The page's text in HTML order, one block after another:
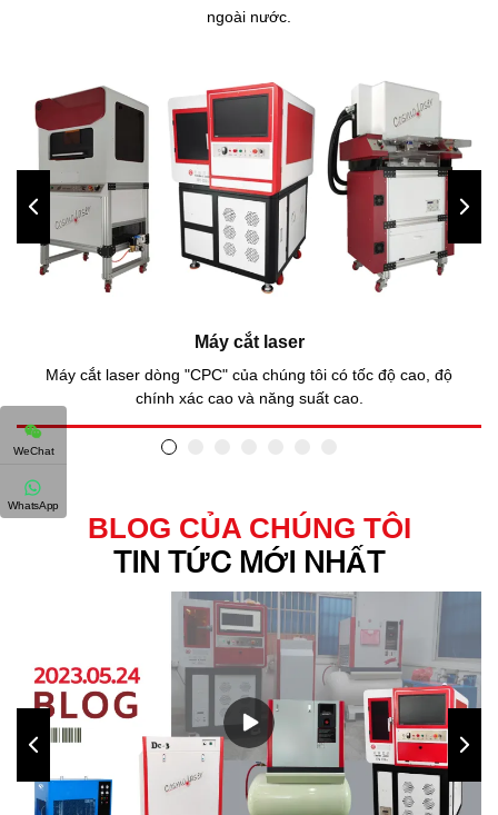
ngoài nước.
Máy cắt laser
Máy cắt laser dòng "CPC" của chúng tôi có tốc độ cao, độ
chính xác cao và năng suất cao.
BLOG CỦA CHÚNG TÔI
TIN TỨC MỚI NHẤT
WeChat
WhatsApp